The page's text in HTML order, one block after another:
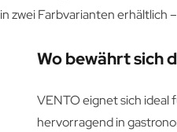
zwei Farbvarianten erhältlich
Wo bewährt sich
VENTO eignet sich
hervorragend in